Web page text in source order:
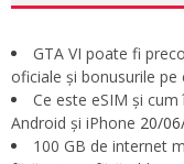
GTA VI poate fi
oficiale și bonusurile pe
Ce este eSIM și
Android și iPhone 20/
100 GB de internet